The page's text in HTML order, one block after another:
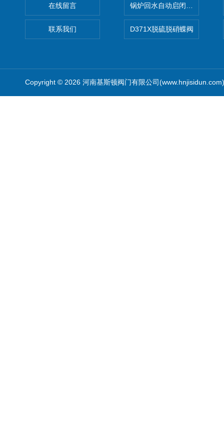
在线留言
联系我们
锅炉回水自动启闭阀KTH41X
D371X脱硫脱硝蝶阀
Copyright © 2026 河南基斯顿阀门有限公司